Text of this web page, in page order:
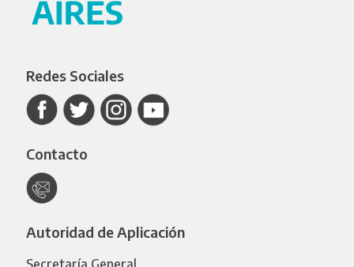
Redes Sociales
Contacto
Autoridad de Aplicación